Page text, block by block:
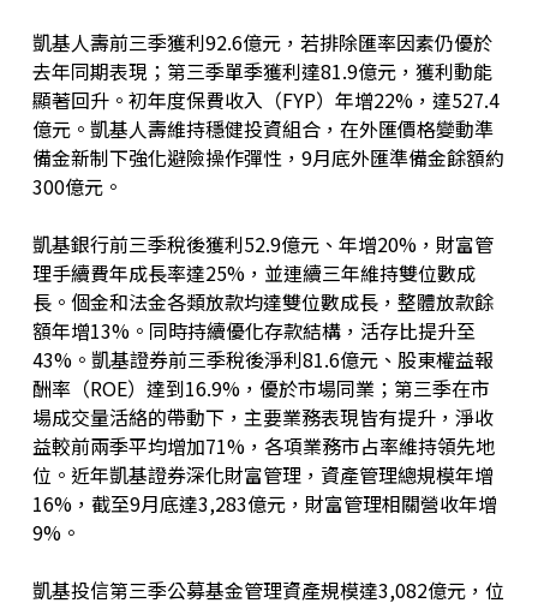
凱基人壽前三季獲利92.6億元，若排除匯率因素仍優於
去年同期表現；第三季單季獲利達81.9億元，獲利動能
顯著回升。初年度保費收入（FYP）年增22%，達527.4
億元。凱基人壽維持穩健投資組合，在外匯價格變動準
備金新制下強化避險操作彈性，9月底外匯準備金餘額約
300億元。
凱基銀行前三季稅後獲利52.9億元、年增20%，財富管
理手續費年成長率達25%，並連續三年維持雙位數成
長。個金和法金各類放款均達雙位數成長，整體放款餘
額年增13%。同時持續優化存款結構，活存比提升至
43%。凱基證券前三季稅後淨利81.6億元、股東權益報
酬率（ROE）達到16.9%，優於市場同業；第三季在市
場成交量活絡的帶動下，主要業務表現皆有提升，淨收
益較前兩季平均增加71%，各項業務市占率維持領先地
位。近年凱基證券深化財富管理，資產管理總規模年增
16%，截至9月底達3,283億元，財富管理相關營收年增
9%。
凱基投信第三季公募基金管理資產規模達3,082億元，位